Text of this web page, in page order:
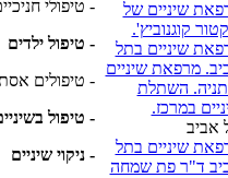
שיניים של
קוגנוביץ'.
שיניים בתל
מרפאת שיניים
השתלת
במרכז.
אביב
שיניים בתל
ד"ר פת שמחה
- טיפולי
- טיפול ילדים
- טיפולים
- טיפול
- ניקוי שיניים